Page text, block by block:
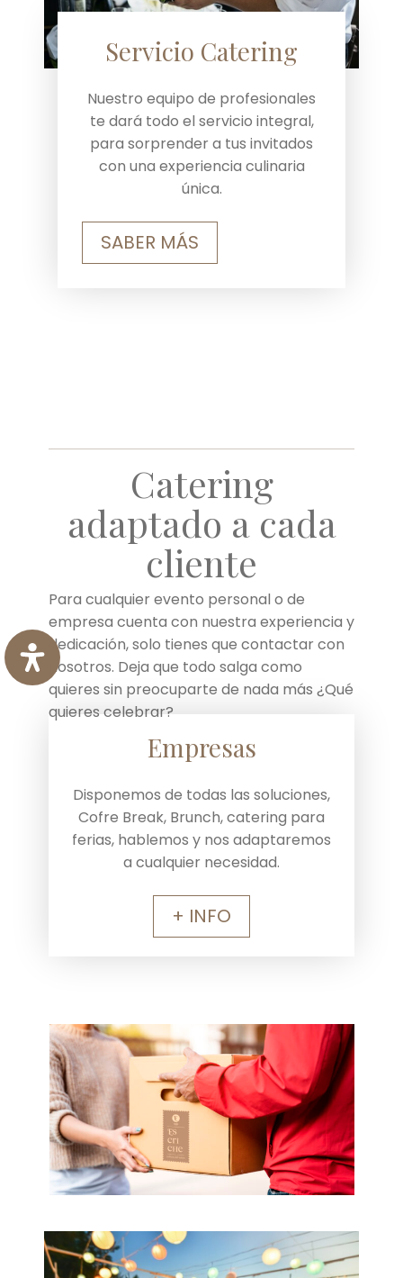
Servicio Catering
Nuestro equipo de profesionales
te dará todo el servicio integral,
para sorprender a tus invitados
con una experiencia culinaria
única.
SABER MÁS
Catering
adaptado a cada
cliente
Para cualquier evento personal o de
empresa cuenta con nuestra experiencia y
dedicación, solo tienes que contactar con
nosotros. Deja que todo salga como
quieres sin preocuparte de nada más ¿Qué
quieres celebrar?
Empresas
Disponemos de todas las soluciones,
Cofre Break, Brunch, catering para
ferias, hablemos y nos adaptaremos
a cualquier necesidad.
+ INFO